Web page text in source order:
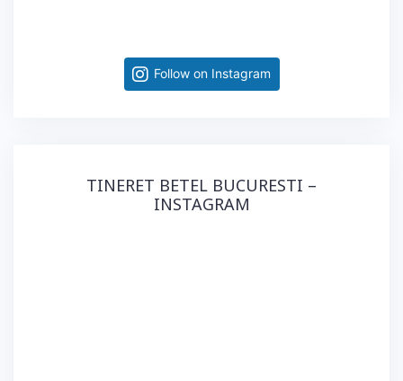
Follow on Instagram
TINERET BETEL BUCURESTI –
INSTAGRAM